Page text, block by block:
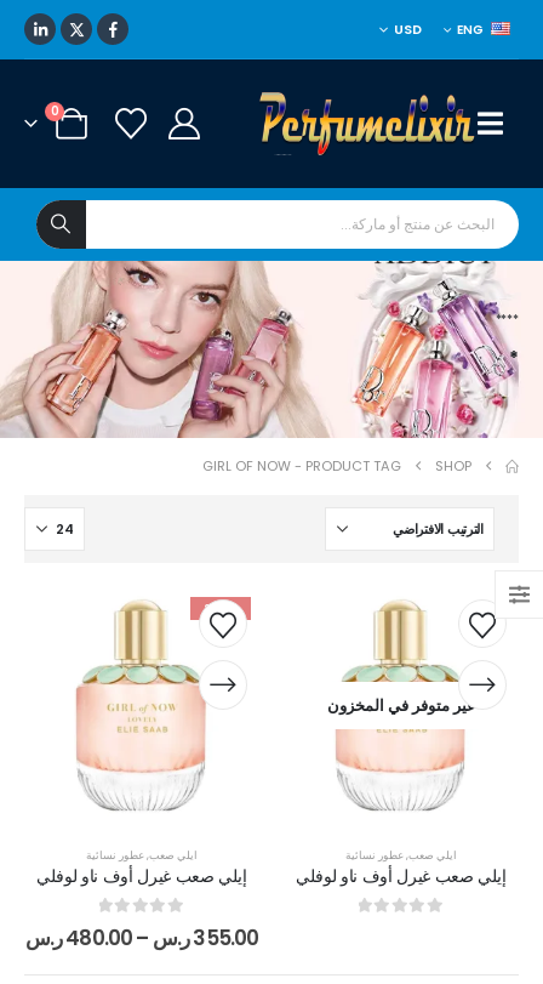
ENG
USD
0
****
*
SHOP
PRODUCT TAG -
GIRL OF NOW
غير متوفر في المخزون
ايلي صعب,عطور نسائية
إيلي صعب غيرل أوف ناو لوفلي
-24%
ايلي صعب,عطور نسائية
إيلي صعب غيرل أوف ناو لوفلي
355.00ر.س –
480.00ر.س